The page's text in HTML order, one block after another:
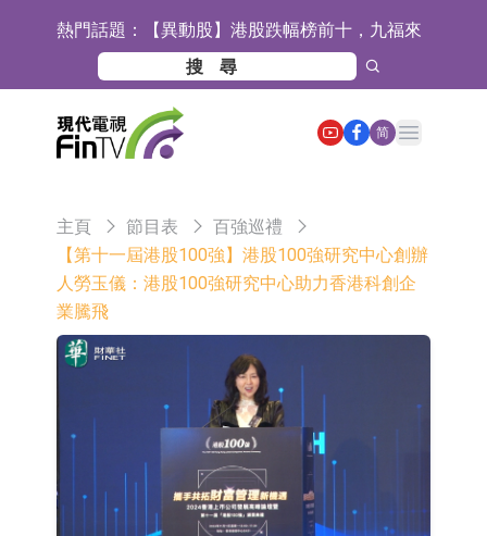
熱門話題： 【異動股】港股跌幅榜前十，九福來
(08611.HK)跌21.43%，天瑞汽車内飾
(06162.HK)跌18.44%
【異動股】港股漲幅榜前十，佳明集
團控股(01271.HK)漲+78.22%，拿森
科技(02261.HK)漲+64.11%
斯迪克：公司為國內摺疊屏核心功能
材料供應商
恒瑞醫藥：公司已在中國獲批上市26
目標客戶的測試認證
上期所：7月份對11個實際控制關系
賬戶組採取限制開倉的監管措施
特發服務：成功中標嗶哩嗶哩上海濱
江總部物業服務項目
亞太股份：公司是零跑汽車和
Stellantis集團的供應商
理工雷科面向邊緣AI場景推出"山
海"系列智算模組 系列產品基於國產
CPU與GPU構建
【異動股】醫療研發外包板塊拉升，
博騰股份(300363.CN)漲20.02%
日韓股市收盤雙雙下跌
依米康：海外交付以東南亞、中東市
简
Open main menu
主頁 節目表
百強巡禮
【第十一屆港股100強】港股100強研究中心創辦
人勞玉儀：港股100強研究中心助力香港科創企
業騰飛